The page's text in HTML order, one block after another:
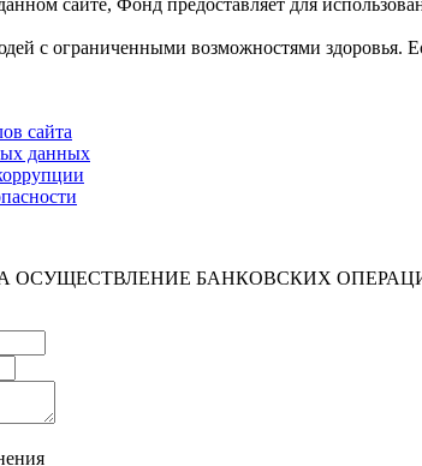
с ограниченными возможностями здоровья.
сайта
данных
ОСУЩЕСТВЛЕНИЕ БАНКОВСКИХ